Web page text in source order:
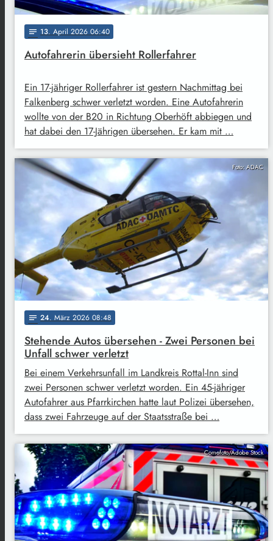
notes 13. April 2026 06:40
Autofahrerin übersieht Rollerfahrer
Ein 17-jähriger Rollerfahrer ist gestern Nachmittag bei
Falkenberg schwer verletzt worden. Eine Autofahrerin
wollte von der B20 in Richtung Oberhöft abbiegen und
hat dabei den 17-Jährigen übersehen. Er kam mit …
Foto: ADAC
notes 24. März 2026 08:48
Stehende Autos übersehen - Zwei Personen bei
Unfall schwer verletzt
Bei einem Verkehrsunfall im Landkreis Rottal-Inn sind
zwei Personen schwer verletzt worden. Ein 45-jähriger
Autofahrer aus Pfarrkirchen hatte laut Polizei übersehen,
dass zwei Fahrzeuge auf der Staatsstraße bei …
Comofoto/Adobe Stock